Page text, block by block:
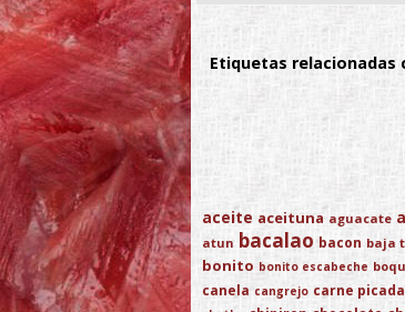
Etiquetas relacionadas
aceite aceituna aguacate
atun bacalao bacon baja
bonito bonito escabeche
canela cangrejo carne picada